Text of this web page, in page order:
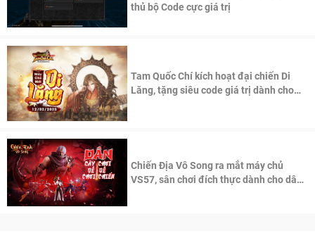
thủ bộ Code cực giá trị
Tam Quốc Chí kích hoạt đại chiến Di
Lăng, tặng siêu code giá trị dành cho
Chiến Địa Vô Song ra mắt máy chủ
VS57, sân chơi đích thực dành cho dân